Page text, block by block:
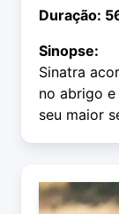
Duração:
Sinopse:
Sinatra
no abrigo
seu maior